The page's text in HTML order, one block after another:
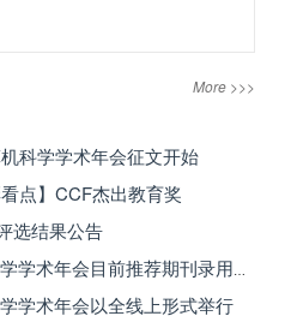
More >>>
科学学术年会征文开始
点】CCF杰出教育奖
选结果公告
· 2020年全国理论计算机科学学术年会目前推荐期刊录用成功的文章列表
学术年会以全线上形式举行